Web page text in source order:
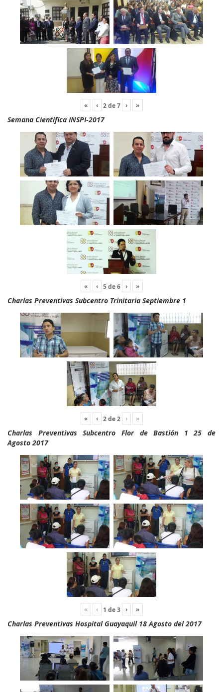
« ‹ 2de7 › »
Semana Científica INSPI-2017
« ‹ 5de6 › »
Charlas Preventivas Subcentro Trinitaria Septiembre 1
« ‹ 2de2 › »
Charlas Preventivas Subcentro Flor de Bastión 1 25 de
Agosto 2017
« ‹ 1 de3 › »
Charlas Preventivas Hospital Guayaquil 18 Agosto del 2017